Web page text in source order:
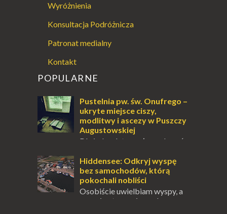
Wyróżnienia
Konsultacja Podróżnicza
Patronat medialny
Kontakt
POPULARNE
Pustelnia pw. św. Onufrego –
ukryte miejsce ciszy,
modlitwy i ascezy w Puszczy
Augustowskiej
Dla jednych to może wydawać
przetrwania lub romantycznym życiem. Dla
innych to nieustanne przebywanie z B...
Hiddensee: Odkryj wyspę
bez samochodów, którą
pokochali nobliści
Osobiście uwielbiam wyspy, a
uczucie otoczenia wodą